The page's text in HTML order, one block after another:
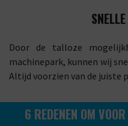
Door de talloze
machinepark, kunnen wij
Altijd voorzien van de juiste
6 REDENEN OM